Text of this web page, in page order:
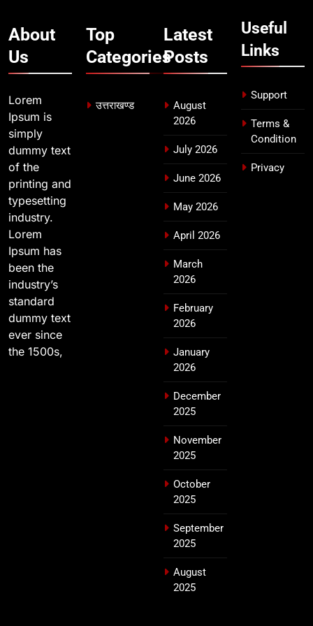
बैरागीवाला हत्याकांड के फरार चल रहे
अभियुक्त को दून पुलिस ने हरिद्वार से किया
गिरफ्तार
उत्तराखण्ड
About
Us
Lorem
Ipsum is
simply
dummy text
of the
printing and
typesetting
industry.
Lorem
Ipsum has
been the
industry’s
standard
dummy text
ever since
the 1500s,
Top
Categories
उत्तराखण्ड
Latest
Posts
August
2026
July 2026
June 2026
May 2026
April 2026
March
2026
February
2026
January
2026
December
2025
November
2025
October
2025
September
2025
August
2025
Useful
Links
Support
Terms &
Condition
Privacy